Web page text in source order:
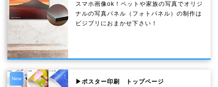
スマホ画像ok！ペットや家族の写真でオリジ
ナルの写真パネル（フォトパネル）の制作は
ビジプリにおまかせ下さい！
New
▶ポスター印刷 トップページ